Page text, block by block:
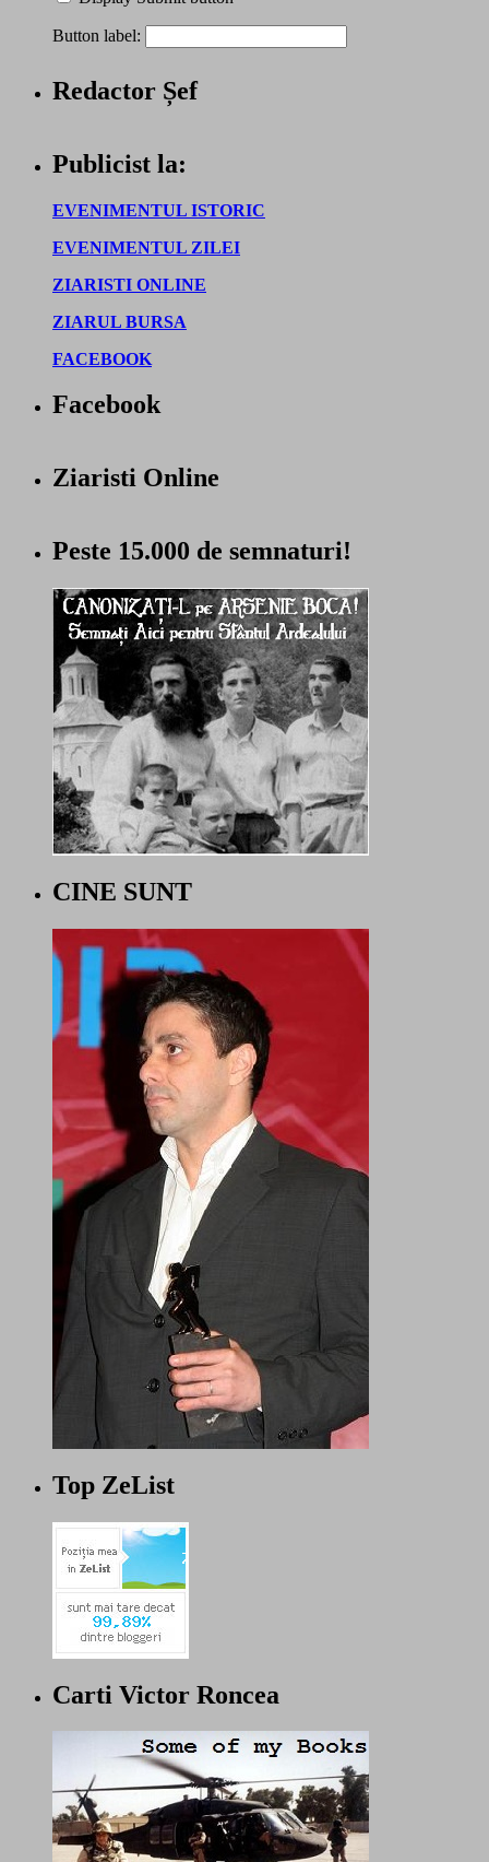
Button label:
Redactor Șef
Publicist la:
EVENIMENTUL ISTORIC
EVENIMENTUL ZILEI
ZIARISTI ONLINE
ZIARUL BURSA
FACEBOOK
Facebook
Ziaristi Online
Peste 15.000 de semnaturi!
CINE SUNT
Top ZeList
Carti Victor Roncea